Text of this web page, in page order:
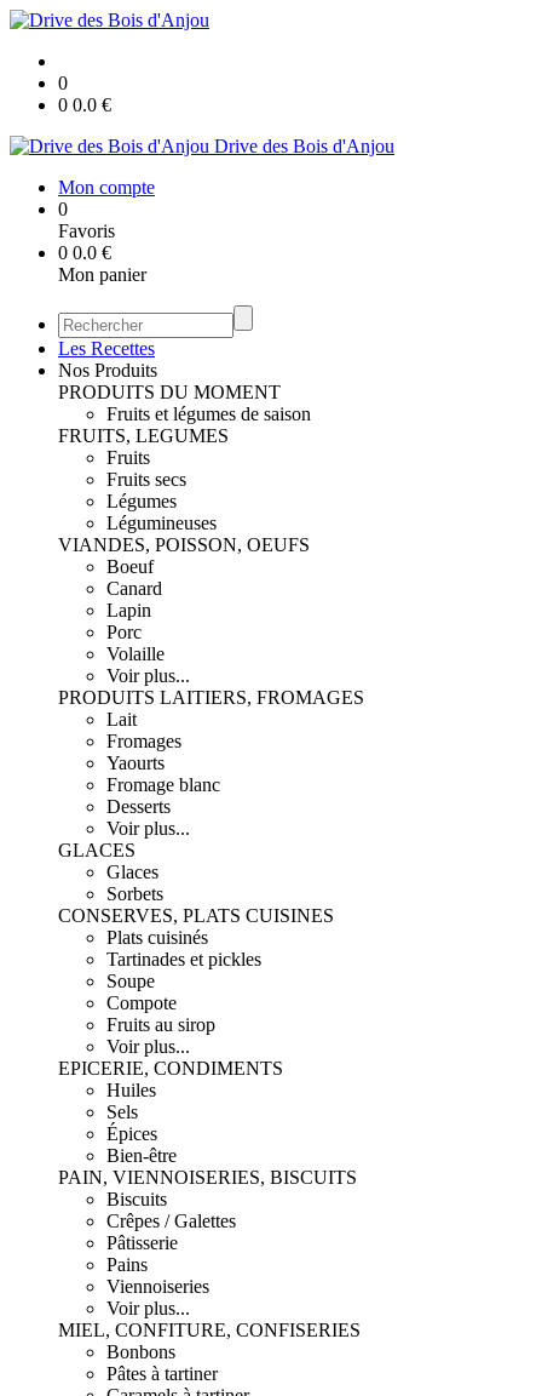
0
0 0.0 €
Drive des Bois d'Anjou
Mon compte
0
Favoris
0 0.0 €
Mon panier
Les Recettes
Nos Produits
PRODUITS DU MOMENT
Fruits et légumes de saison
FRUITS, LEGUMES
Fruits
Fruits secs
Légumes
Légumineuses
VIANDES, POISSON, OEUFS
Boeuf
Canard
Lapin
Porc
Volaille
Voir plus...
PRODUITS LAITIERS, FROMAGES
Lait
Fromages
Yaourts
Fromage blanc
Desserts
Voir plus...
GLACES
Glaces
Sorbets
CONSERVES, PLATS CUISINES
Plats cuisinés
Tartinades et pickles
Soupe
Compote
Fruits au sirop
Voir plus...
EPICERIE, CONDIMENTS
Huiles
Sels
Épices
Bien-être
PAIN, VIENNOISERIES, BISCUITS
Biscuits
Crêpes / Galettes
Pâtisserie
Pains
Viennoiseries
Voir plus...
MIEL, CONFITURE, CONFISERIES
Bonbons
Pâtes à tartiner